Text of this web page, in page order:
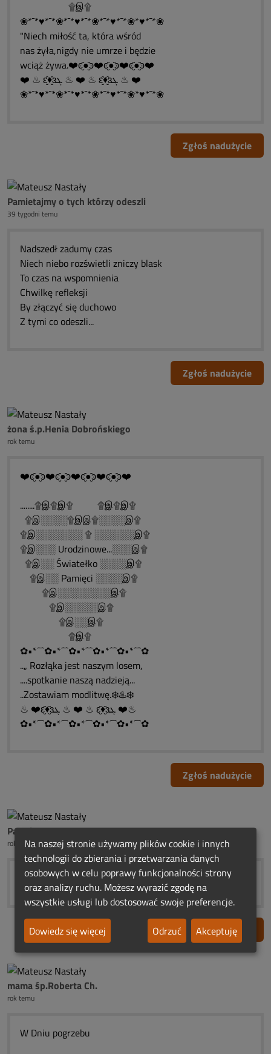
۩இ۩
❀*¯*♥*¯*❀*¯*♥*¯*❀*¯*♥*¯*❀*♥*¯*❀
"Niech miłość ta, która wśród
nas żyła,nigdy nie umrze i będzie
wciąż żywa.❤️ͼ̮̑●̮̑ͽ❤️ͼ̮̑●̮̑ͽ❤️ͼ̮̑●̮̑ͽ❤️
❤️ ♨ ԑ̮̑♦̮̑ɜܓ ♨ ❤️ ♨ ԑ̮̑♦̮̑ɜܓ ♨ ❤️
❀*¯*♥*¯*❀*¯*♥*¯*❀*¯*♥*¯*❀*♥*¯*❀
Zgłoś nadużycie
Pamietajmy o tych którzy odeszli
39 tygodni temu
Nadszedł zadumy czas
Niech niebo rozświetli zniczy blask
To czas na wspomnienia
Chwilkę refleksji
By złączyć się duchowo
Z tymi co odeszli...
Zgłoś nadużycie
żona ś.p.Henia Dobrońskiego
rok temu
❤️ͼ̮̑●̮̑ͽ❤️ͼ̮̑●̮̑ͽ❤️ͼ̮̑●̮̑ͽ❤️ͼ̮̑●̮̑ͽ❤️
........۩இ۩இ۩ ۩இ۩இ۩
۩இ░░░░۩இஇ۩░░░░இ۩
۩இ░░░░░░░ ۩ ░░░░░░இ۩
۩இ░░░ Urodzinowe...░░░இ۩
۩இ░░ Światełko ░░░░இ۩
۩இ░░ Pamięci ░░░░இ۩
۩இ░░░░░░░░இ۩
۩இ░░░░░இ۩
۩இ░░இ۩
۩இ۩
✿•*´¯`✿•*´¯`✿•*´¯`✿•*´¯`✿•*´¯`✿
..„ Rozłąka jest naszym losem,
....spotkanie naszą nadzieją...
..Zostawiam modlitwę.❄️♨️❄️
♨ ❤️ԑ̮̑♦̮̑ɜܓ ♨ ❤️ ♨ ԑ̮̑♦̮̑ɜܓ ❤️♨
✿•*´¯`✿•*´¯`✿•*´¯`✿•*´¯`✿•*´¯`✿
Zgłoś nadużycie
Pawel
rok temu
Zgłoś nadużycie
mama śp.Roberta Ch.
rok temu
W Dniu pogrzebu
Na naszej stronie używamy plików cookie i innych
technologii do zbierania i przetwarzania danych
osobowych w celu poprawy funkcjonalności strony
oraz analizy ruchu. Możesz wyrazić zgodę na
wszystkie usługi lub dostosować swoje preferencje.
Dowiedz się więcej
Odrzuć Akceptuję